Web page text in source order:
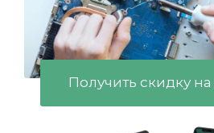
Получить скидку